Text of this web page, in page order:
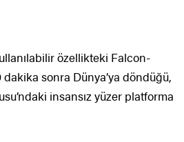
özellikteki Falcon-
dakika sonra Dünya’ya döndüğü,
insansız yüzer platforma